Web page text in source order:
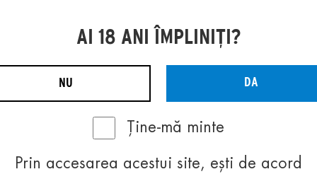
AI 18 ANI ÎMPLINIȚI?
NU DA
Ține-mă minte
Prin accesarea acestui site, ești de acord